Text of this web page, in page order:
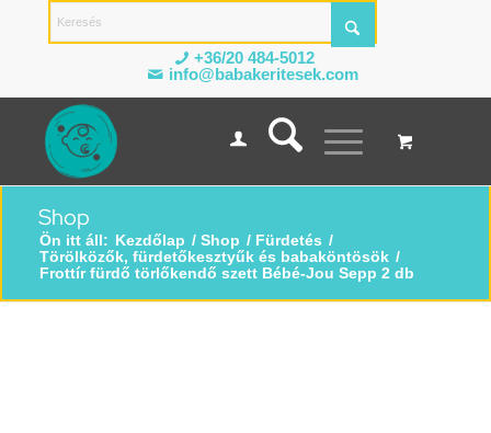
+36/20 484-5012
info@babakeritesek.com
Shop
Ön itt áll: Kezdőlap / Shop / Fürdetés /
Törölközők, fürdetőkesztyűk és babaköntösök /
Frottír fürdő törlőkendő szett Bébé-Jou Sepp 2 db